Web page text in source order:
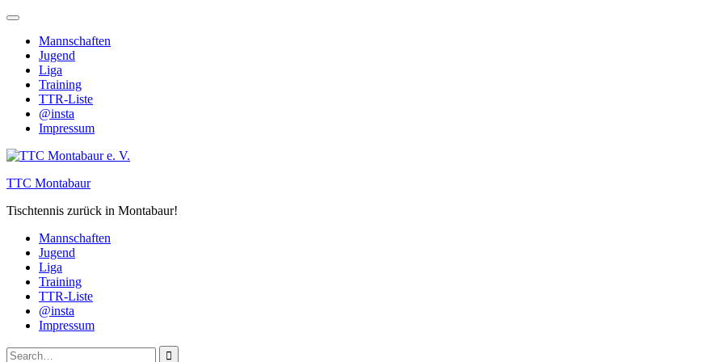
Skip
contentMannschaften
Jugend
Liga
Training
TTR-Liste
@insta
Impressum
TTC Montabaur
Tischtennis zurück in Montabaur!
Mannschaften
Jugend
Liga
Training
TTR-Liste
@insta
Impressum
Search
Close
Search